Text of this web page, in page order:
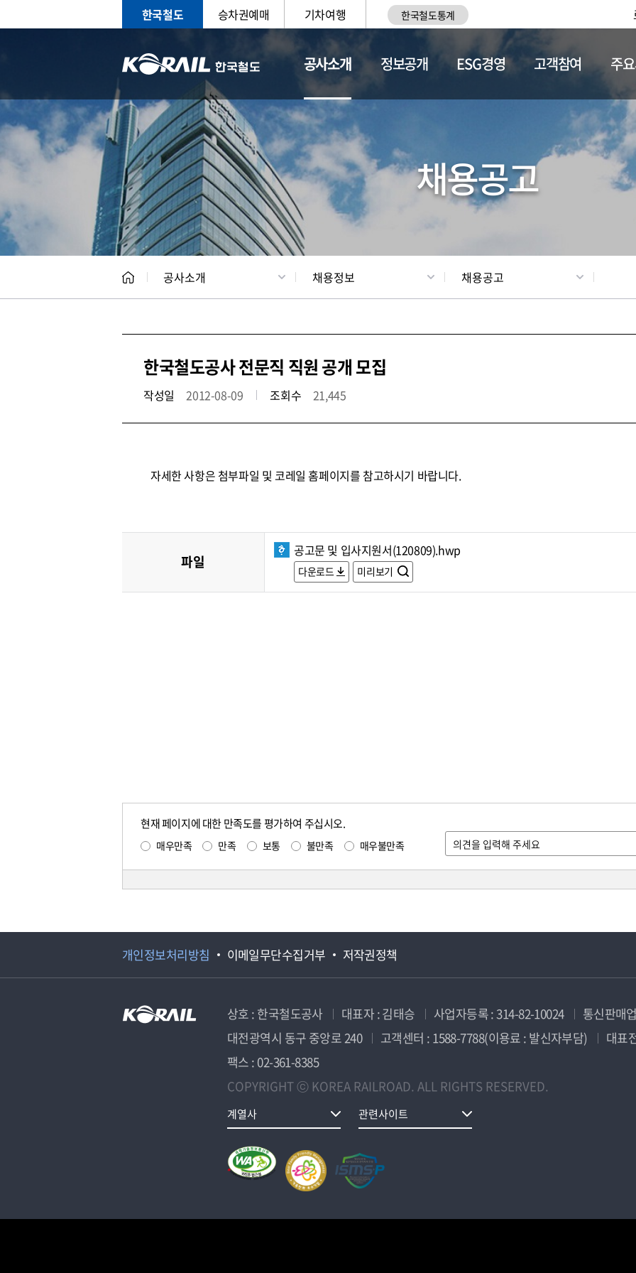
한국철도 승차권예매 기차여행 한국철도통계
공사소개
CEO 일반현황 채용정보
정보공개 ESG경영 고객참여 주
채용공고
공사소개 채용정보 채용공고
한국철도공사 전문직 직원 공개 모집
작성일 2012-08-09 조회수 21,445
자세한 사항은 첨부파일 및 코레일 홈페이지를 참고하시기 바랍니다.
파일
공고문 및 입사지원서(120809).hwp
다운로드 미리보기
현재 페이지에 대한 만족도를 평가하여 주십시오.
매우만족 만족 보통 불만족 매우불만족
개인정보처리방침 이메일무단수집거부 저작권정책
상호 : 한국철도공사 대표자 : 김태승 사업자등록 : 314-82-10024
통신판매
대전광역시 동구 중앙로 240
고객센터 : 1588-7788(이용료 : 발신자부담)
대표
팩스 : 02-361-8385
COPYRIGHT ⓒ KOREA RAILROAD. ALL RIGHTS RESERVED.
계열사 관련사이트